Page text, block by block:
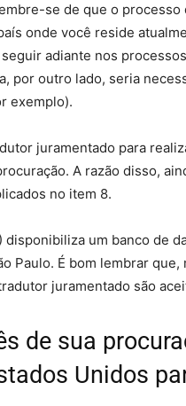
se de que o processo
onde você reside
adiante nos
por outro lado, seria
exemplo).
juramentado para
A razão disso,
no item 8.
disponibiliza um banco de
Paulo. É bom lembrar
juramentado são
de sua
Unidos